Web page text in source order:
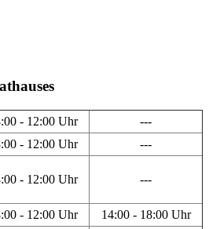
- 12:00 Uhr
---
- 12:00 Uhr ---
- 12:00 Uhr ---
- 12:00 Uhr
14:00 - 18:00 Uhr